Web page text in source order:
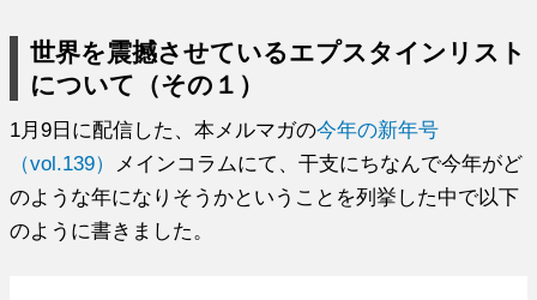
世界を震撼させているエプスタインリスト
について（その１）
1月9日に配信した、本メルマガの今年の新年号
（vol.139）
メインコラムにて、干支にちなんで今年がど
のような年になりそうかということを列挙した中で以下
のように書きました。